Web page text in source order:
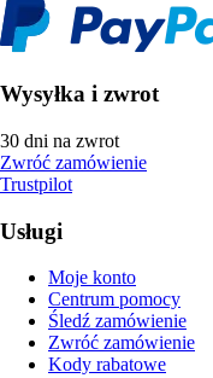
Wysyłka i zwrot
30 dni na zwrot
Zwróć zamówienie
Trustpilot
Usługi
Moje konto
Centrum pomocy
Śledź zamówienie
Zwróć zamówienie
Kody rabatowe